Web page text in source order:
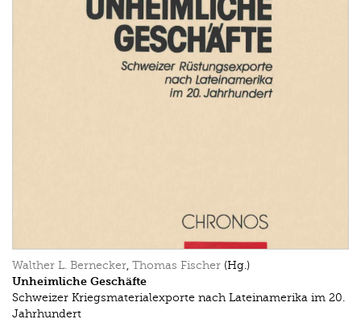
Walther L. Bernecker, Thomas Fischer (Hg.)
Unheimliche Geschäfte
Schweizer Kriegsmaterialexporte nach Lateinamerika im 20.
Jahrhundert